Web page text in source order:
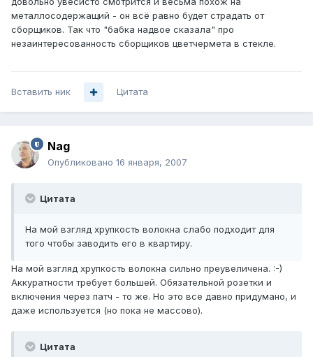
металлосодержащий - он всё равно будет страдать от
сборщиков. Так что "бабка надвое сказала" про
незаинтересованность сборщиков цветчермета в стекле.
Вставить ник Цитата
Nag
Опубликовано 16 января, 2007
Цитата
На мой взгляд хрупкость волокна слабо подходит для
того чтобы заводить его в квартиру.
На мой взгляд хрупкость волокна сильно преувеличена. :-)
Аккуратности требует большей. Обязательной розетки и
включения через патч - то же. Но это все давно придумано, и
даже используется (но пока не массово).
Цитата